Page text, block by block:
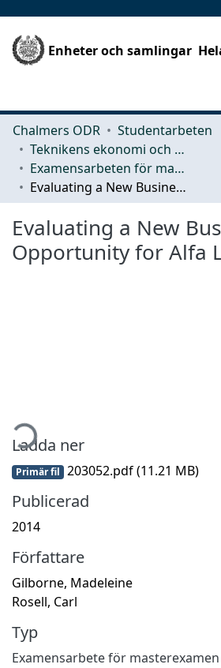
Enheter och samlingar
Chalmers ODR
Studentarbeten
Teknikens ekonomi och organisation
Examensarbeten för masterexamen
Evaluating a New Business Opportunity for Alfa Laval
Evaluating a New
Opportunity for Alfa
Ladda ner
Primär fil 203052.pdf(11.21 MB)
Publicerad
2014
Författare
Gilborne, Madeleine
Rosell, Carl
Typ
Examensarbete för masterexamen